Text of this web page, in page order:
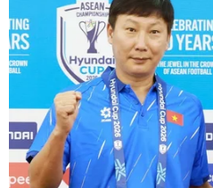
Theo dõi VietnamPlus